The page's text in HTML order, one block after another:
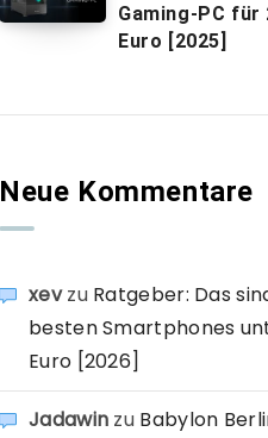
Gaming-PC für
Euro [2025]
Neue Kommentare
xevzu Ratgeber: Das
besten Smartphones
Euro [2026]
Jadawin zu Babylon